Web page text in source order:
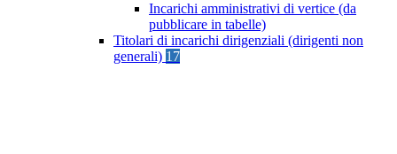
Incarichi amministrativi di vertice (da
pubblicare in tabelle)
Titolari di incarichi dirigenziali (dirigenti non
generali) 17